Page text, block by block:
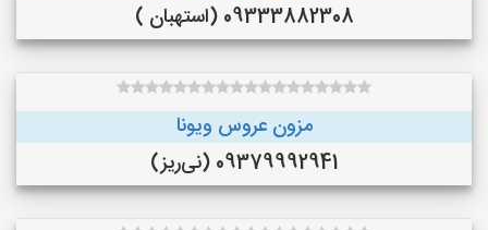
09333882308 (استهبان )
مزون عروس ویونا
09379992941 (نی‌ریز)